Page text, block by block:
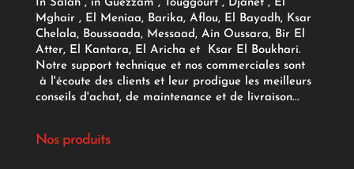
In Salah , in Guezzam , Touggourt , Djanet , El
Mghair , El Meniaa, Barika, Aflou, El Bayadh, Ksar
Chelala, Boussaada, Messaad, Ain Oussara, Bir El
Atter, El Kantara, El Aricha et Ksar El Boukhari.
Notre support technique et nos commerciales sont
à l'écoute des clients et leur prodigue les meilleurs
conseils d'achat, de maintenance et de livraison...
Nos produits